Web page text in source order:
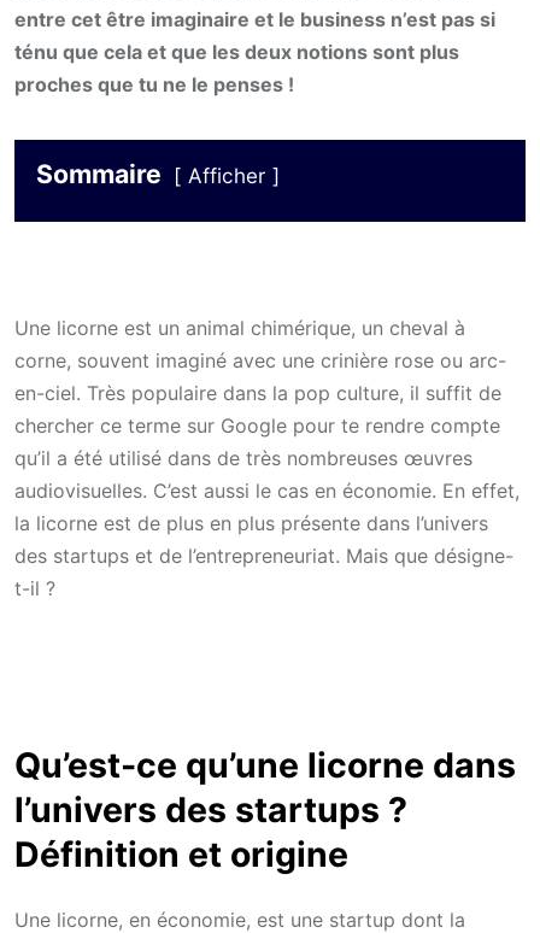
entre cet être imaginaire et le business n’est pas si
ténu que cela et que les deux notions sont plus
proches que tu ne le penses !
Sommaire Afficher
Une licorne est un animal chimérique, un cheval à
corne, souvent imaginé avec une crinière rose ou arc-
en-ciel. Très populaire dans la pop culture, il suffit de
chercher ce terme sur Google pour te rendre compte
qu’il a été utilisé dans de très nombreuses œuvres
audiovisuelles. C’est aussi le cas en économie. En effet,
la licorne est de plus en plus présente dans l’univers
des startups et de l’entrepreneuriat. Mais que désigne-
t-il ?
Qu’est-ce qu’une licorne dans
l’univers des startups ?
Définition et origine
Une licorne, en économie, est une startup dont la